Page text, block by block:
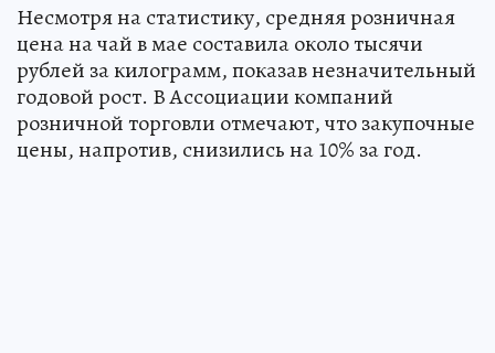
Несмотря на статистику, средняя розничная
цена на чай в мае составила около тысячи
рублей за килограмм, показав незначительный
годовой рост. В Ассоциации компаний
розничной торговли отмечают, что закупочные
цены, напротив, снизились на 10% за год.